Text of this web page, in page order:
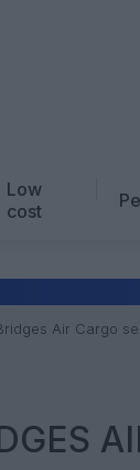
Low
cost
Air Cargo